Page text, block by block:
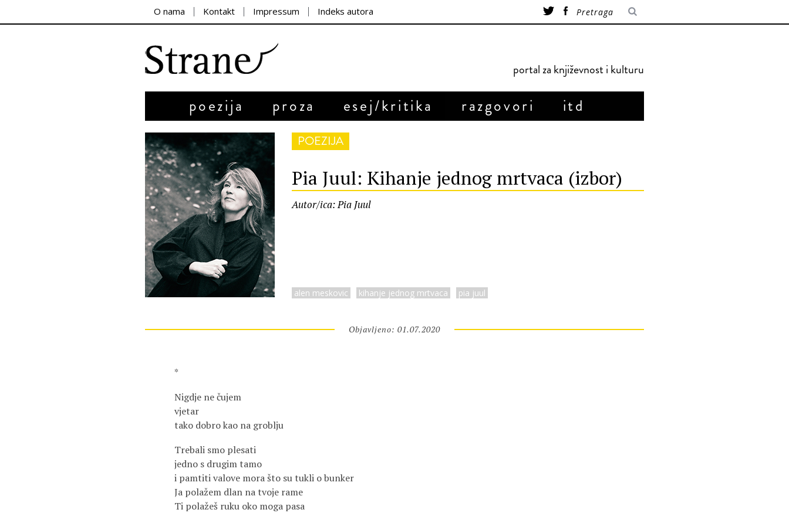
O nama Kontakt Impressum Indeks autora
portal za književnost i kulturu
poezija proza esej/kritika razgovori itd
POEZIJA
Pia Juul: Kihanje jednog mrtvaca (izbor)
Autor/ica: Pia Juul
alen meskovic kihanje jednog mrtvaca pia juul
Objavljeno: 01.07.2020
*
Nigdje ne čujem
vjetar
tako dobro kao na groblju
Trebali smo plesati
jedno s drugim tamo
i pamtiti valove mora što su tukli o bunker
Ja polažem dlan na tvoje rame
Ti polažeš ruku oko moga pasa